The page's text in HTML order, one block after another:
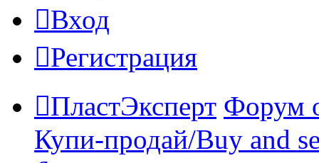
Вход
Регистрация
ПластЭксперт Форум
Купи-продай/Buy and